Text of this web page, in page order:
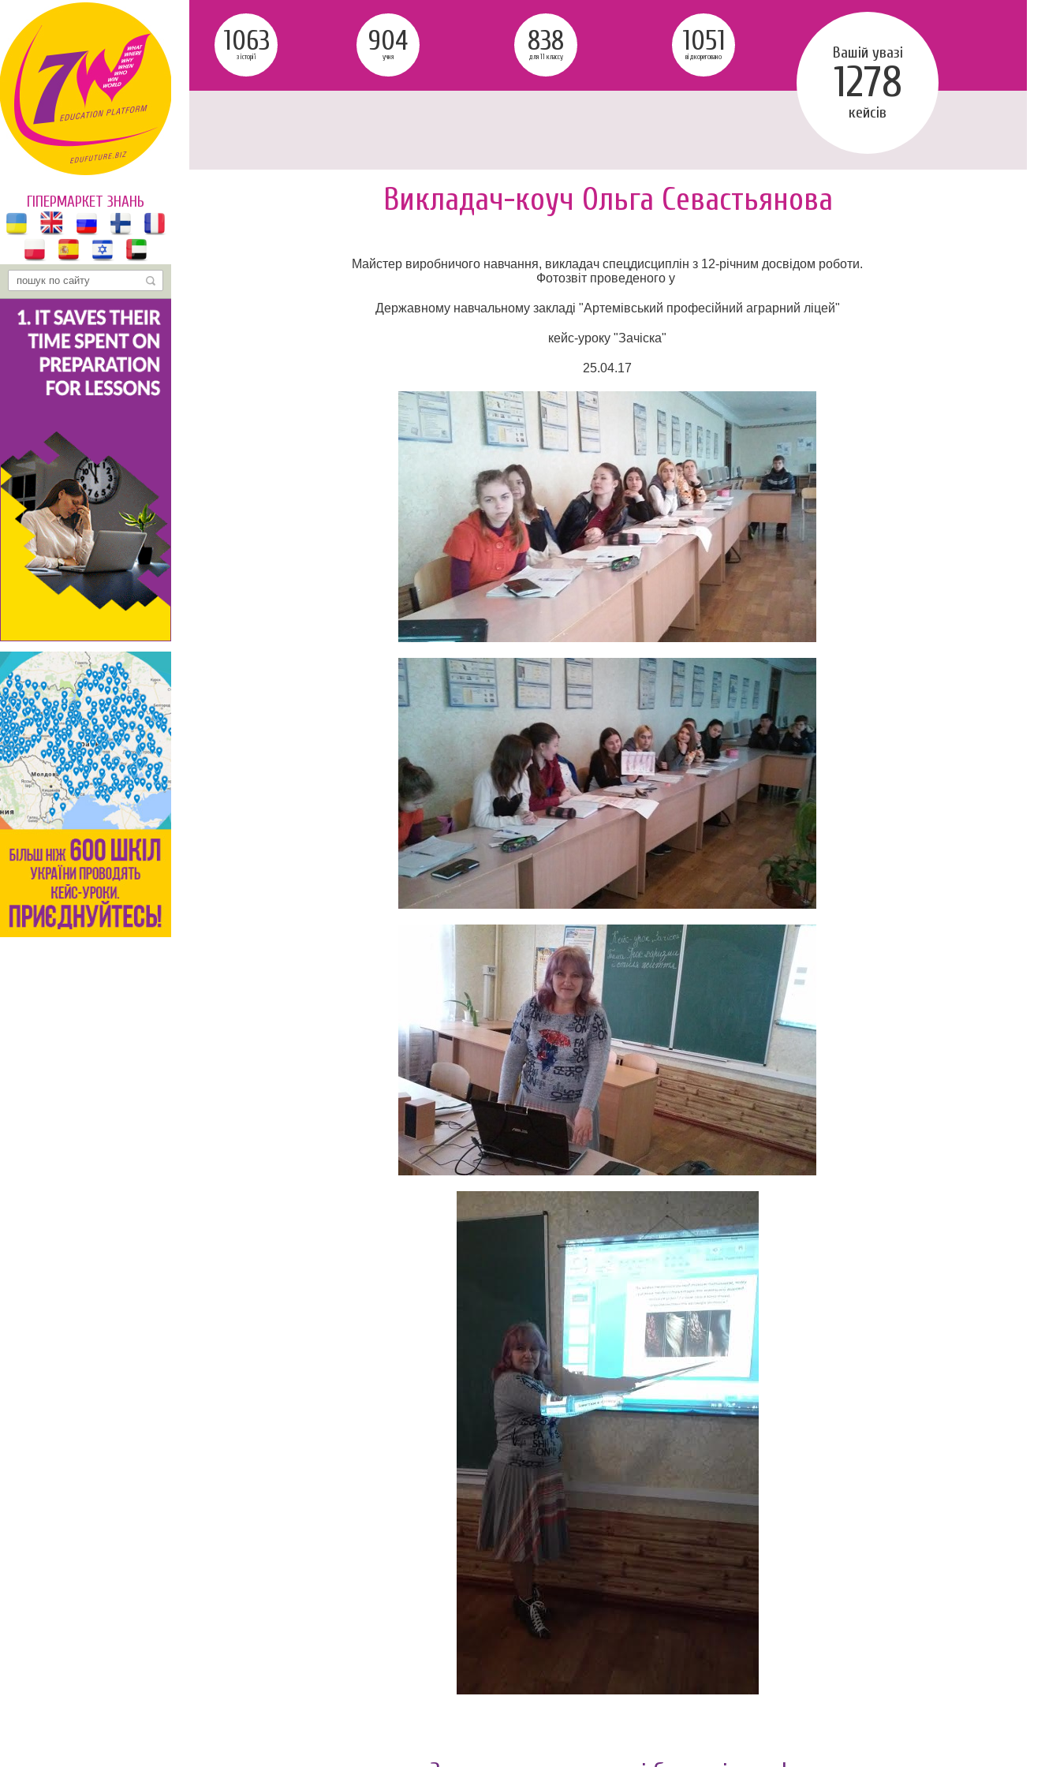
ГІПЕРМАРКЕТ ЗНАНЬ
1063
з історії 904
учня 838
для 11 классу 1051
відкореговано Вашій увазі
1278
кейсів
Викладач-коуч Ольга Севастьянова
Майстер виробничого навчання, викладач спецдисциплін з 12-річним досвідом роботи.
Фотозвіт проведеного у
Державному навчальному закладі "Артемівський професійний аграрний ліцей"
кейс-уроку "Зачіска"
25.04.17